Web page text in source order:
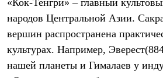
С синтетическим утеплителем
Аксессуары для спальников
Баулы
Кошельки
Сумки
«Кок-Тенгри» – главный
народов Центральной Азии.
вершин распространена
культурах. Например,
нашей планеты и Гималаев у